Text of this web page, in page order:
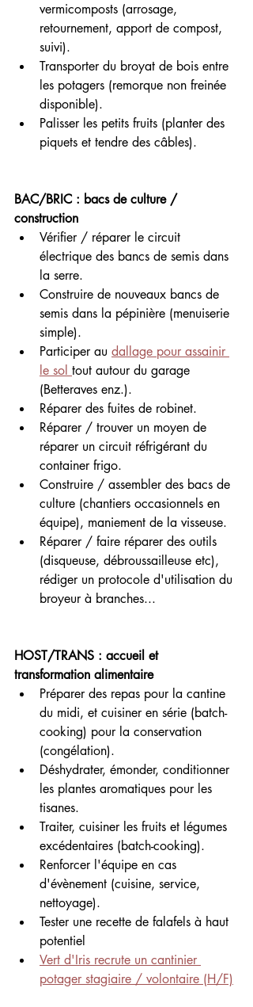
vermicomposts (arrosage,
retournement, apport de compost,
suivi).
Transporter du broyat de bois entre
les potagers (remorque non freinée
disponible).
Palisser les petits fruits (planter des
piquets et tendre des câbles).
BAC/BRIC : bacs de culture /
construction
Vérifier / réparer le circuit
électrique des bancs de semis dans
la serre.
Construire de nouveaux bancs de
semis dans la pépinière (menuiserie
simple).
Participer au dallage pour assainir
le sol tout autour du garage
(Betteraves enz.).
Réparer des fuites de robinet.
Réparer / trouver un moyen de
réparer un circuit réfrigérant du
container frigo.
Construire / assembler des bacs de
culture (chantiers occasionnels en
équipe), maniement de la visseuse.
Réparer / faire réparer des outils
(disqueuse, débroussailleuse etc),
rédiger un protocole d'utilisation du
broyeur à branches...
HOST/TRANS : accueil et
transformation alimentaire
Préparer des repas pour la cantine
du midi, et cuisiner en série (batch-
cooking) pour la conservation
(congélation).
Déshydrater, émonder, conditionner
les plantes aromatiques pour les
tisanes.
Traiter, cuisiner les fruits et légumes
excédentaires (batch-cooking).
Renforcer l'équipe en cas
d'évènement (cuisine, service,
nettoyage).
Tester une recette de falafels à haut
potentiel
Vert d'Iris recrute un cantinier
potager stagiaire / volontaire (H/F)